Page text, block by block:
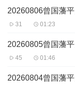
20260806曾国藩
31 01:23
20260805曾国藩
45 01:46
20260804曾国藩